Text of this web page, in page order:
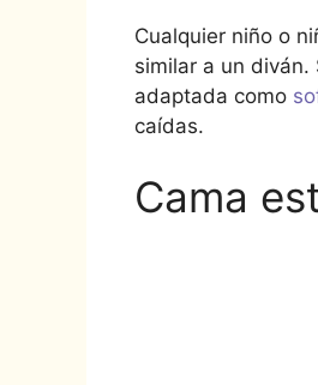
Cualquier niño o
similar a un
adaptada como
caídas.
Cama